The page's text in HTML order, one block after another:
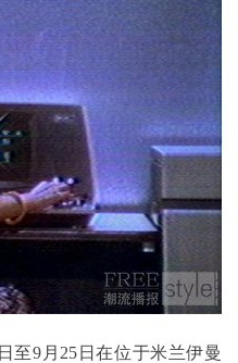
至9月25日在位于米兰伊曼